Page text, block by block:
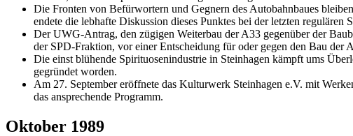
Die Fronten von Befürwortern und Gegnern des Autobahnbaues
endete die lebhafte Diskussion dieses Punktes bei der letzten
Der UWG-Antrag, den zügigen Weiterbau der A33 gegenüber der
der SPD-Fraktion, vor einer Entscheidung für oder gegen den Bau der
Die einst blühende Spirituosenindustrie in Steinhagen kämpft ums
gegründet worden.
Am 27. September eröffnete das Kulturwerk Steinhagen e.V. mit
das ansprechende Programm.
Oktober 1989